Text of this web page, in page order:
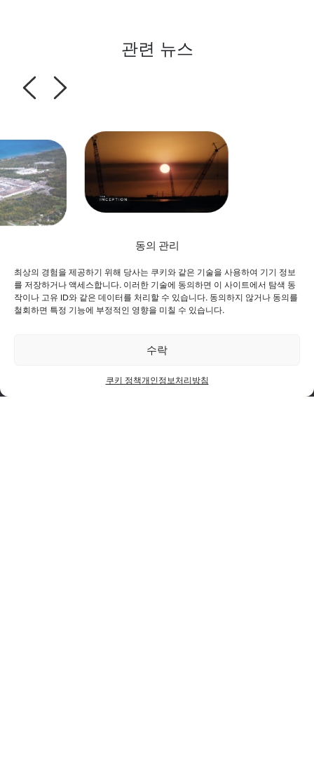
동의 관리
최상의 경험을 제공하기 위해 당사는 쿠키와 같은 기술을 사용하여 기기 정보
를 저장하거나 액세스합니다. 이러한 기술에 동의하면 이 사이트에서 탐색 동
작이나 고유 ID와 같은 데이터를 처리할 수 있습니다. 동의하지 않거나 동의를
철회하면 특정 기능에 부정적인 영향을 미칠 수 있습니다.
수락
쿠키 정책개인정보처리방침
관련 뉴스
를 건설하다